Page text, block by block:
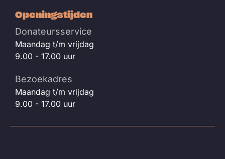
Openingstijden
Donateursservice
Maandag t/m vrijdag
9.00 - 17.00 uur
Bezoekadres
Maandag t/m vrijdag
9.00 - 17.00 uur